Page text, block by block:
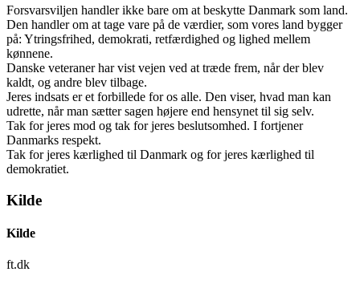
Forsvarsviljen handler ikke bare om at beskytte Danmark som land.
Den handler om at tage vare på de værdier, som vores land bygger
på: Ytringsfrihed, demokrati, retfærdighed og lighed mellem
kønnene.
Danske veteraner har vist vejen ved at træde frem, når der blev
kaldt, og andre blev tilbage.
Jeres indsats er et forbillede for os alle. Den viser, hvad man kan
udrette, når man sætter sagen højere end hensynet til sig selv.
Tak for jeres mod og tak for jeres beslutsomhed. I fortjener
Danmarks respekt.
Tak for jeres kærlighed til Danmark og for jeres kærlighed til
demokratiet.
Kilde
Kilde
ft.dk